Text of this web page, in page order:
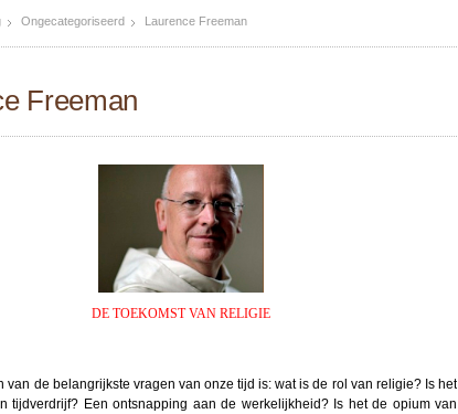
Ongecategoriseerd Laurence Freeman
Freeman
DE TOEKOMST VAN RELIGIE
van de belangrijkste vragen van onze tijd is: wat is de rol van religie? Is het
tijdverdrijf? Een ontsnapping aan de werkelijkheid? Is het de opium van